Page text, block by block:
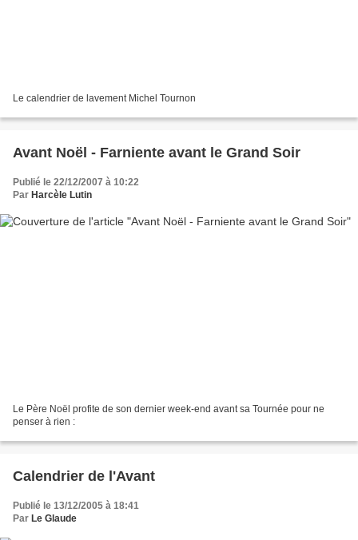
Le calendrier de lavement Michel Tournon
Avant Noël - Farniente avant le Grand Soir
Publié le 22/12/2007 à 10:22
Par Harcèle Lutin
Le Père Noël profite de son dernier week-end avant sa Tournée pour ne
penser à rien :
Calendrier de l'Avant
Publié le 13/12/2005 à 18:41
Par Le Glaude